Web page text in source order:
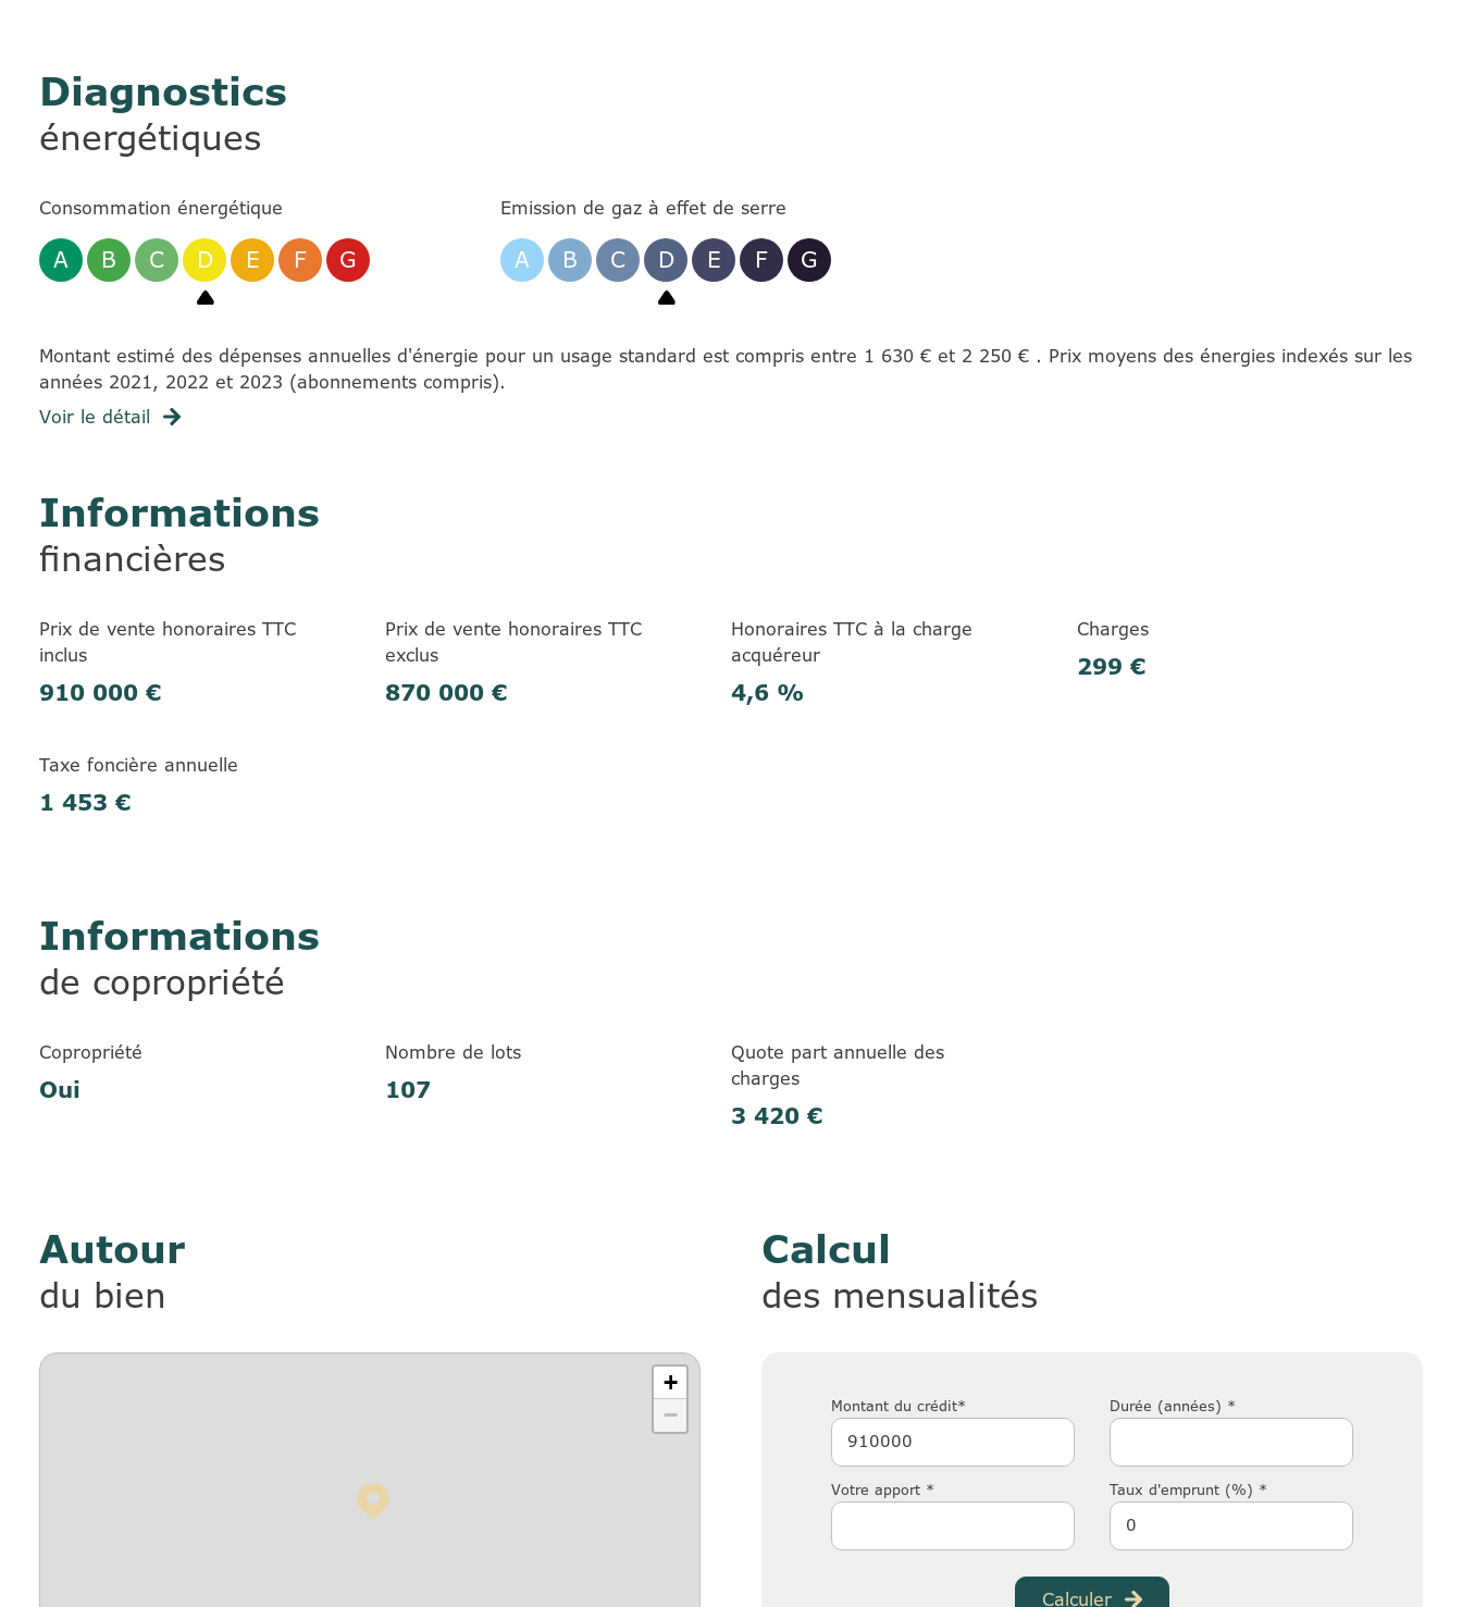
Diagnostics
énergétiques
Consommation énergétique
A B C D E F G
Emission de gaz à effet de serre
A B C D E F G
Montant estimé des dépenses annuelles d'énergie pour un usage standard est compris entre 1 630 € et 2 250 € . Prix moyens des énergies indexés sur les
années 2021, 2022 et 2023 (abonnements compris).
Voir le détail
Informations
financières
Prix de vente honoraires TTC
inclus
910 000 €
Prix de vente honoraires TTC
exclus
870 000 €
Honoraires TTC à la charge
acquéreur
4,6 %
Charges
299 €
Taxe foncière annuelle
1 453 €
Informations
de copropriété
Copropriété
Oui
Nombre de lots
107
Quote part annuelle des
charges
3 420 €
Autour
du bien
+
−
Calcul
des mensualités
Montant du crédit* Durée (années) *
Votre apport * Taux d'emprunt (%) *
Calculer